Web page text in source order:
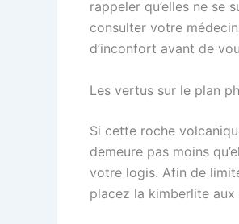
rappeler qu’elles ne se
consulter votre
d’inconfort avant de
Les vertus sur le plan
Si cette roche
demeure pas moins
votre logis. Afin de
placez la kimberlite aux